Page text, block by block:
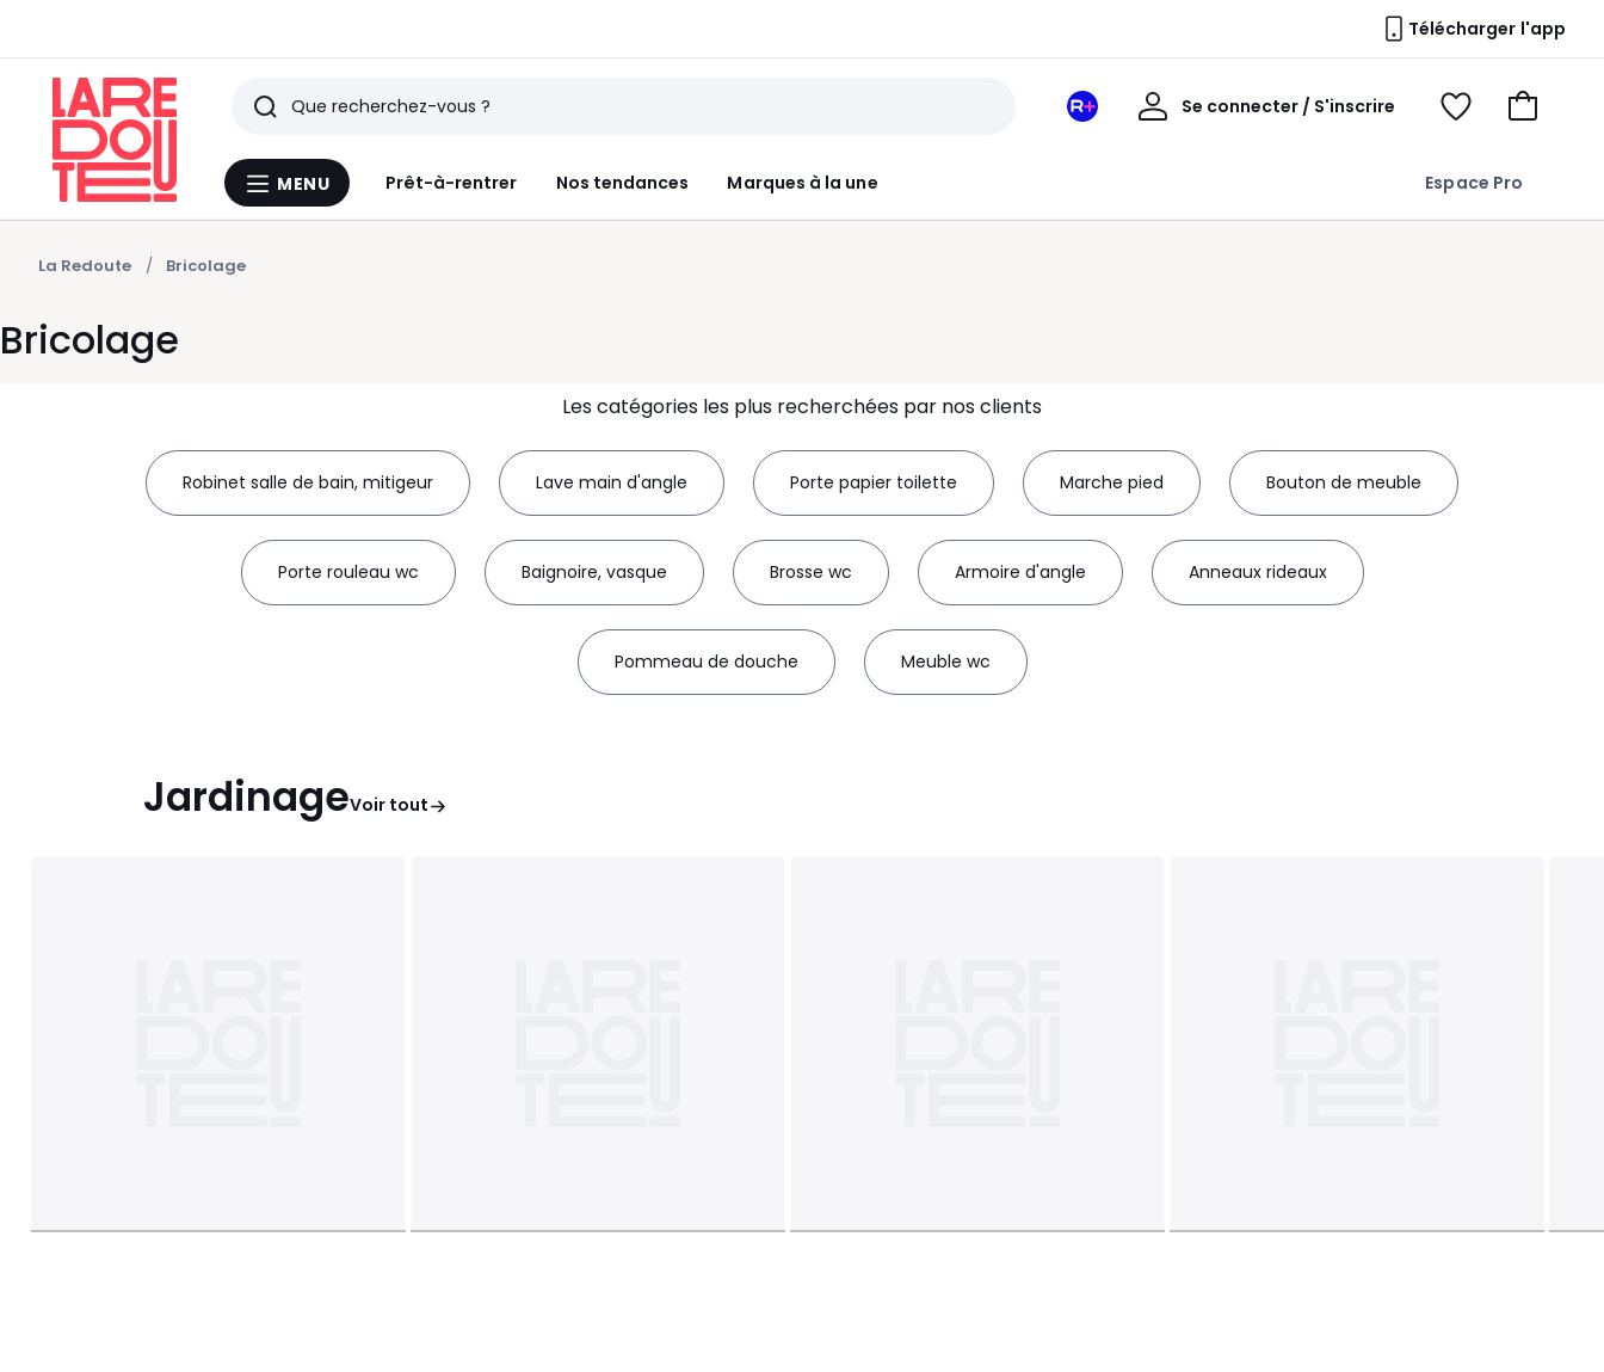
Télécharger l'app
Menu
MENU Prêt-à-rentrer Nos tendances Marques à la une Espace Pro
Rechercher
Derniers
articles
vus
Mon
Se connecter / S'inscrire
Mon
Voir
Voir
La Redoute Bricolage
Bricolage
Les catégories les plus recherchées par nos clients
Robinet salle de bain, mitigeur Lave main d'angle Porte papier toilette Marche pied Bouton de meuble
Porte rouleau wc Baignoire, vasque Brosse wc Armoire d'angle Anneaux rideaux
Pommeau de douche Meuble wc
JardinageVoir tout